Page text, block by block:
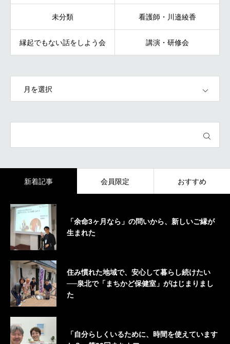
未分類 看護師・川邉綾香
縁起でもない話をしよう会 講演・研修会
新着記事 会員限定 おすすめ
「余命3ヶ月なら」の問いから、新しいご縁が
生まれた
住み慣れた地域で、安心して暮らし続けたい
──泉北で「まちかど保健室」がはじまりまし
た
「自分らしくいるために、時間を使えています